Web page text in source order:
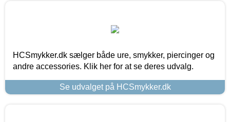
HCSmykker.dk sælger både ure, smykker, piercinger og
andre accessories. Klik her for at se deres udvalg.
Se udvalget på HCSmykker.dk